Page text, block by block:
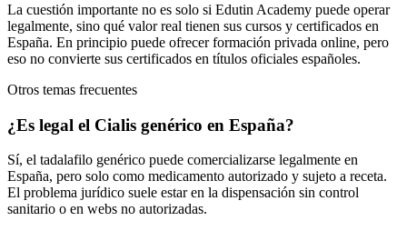
La cuestión importante no es solo si Edutin Academy puede operar
legalmente, sino qué valor real tienen sus cursos y certificados en
España. En principio puede ofrecer formación privada online, pero
eso no convierte sus certificados en títulos oficiales españoles.
Otros temas frecuentes
¿Es legal el Cialis genérico en España?
Sí, el tadalafilo genérico puede comercializarse legalmente en
España, pero solo como medicamento autorizado y sujeto a receta.
El problema jurídico suele estar en la dispensación sin control
sanitario o en webs no autorizadas.